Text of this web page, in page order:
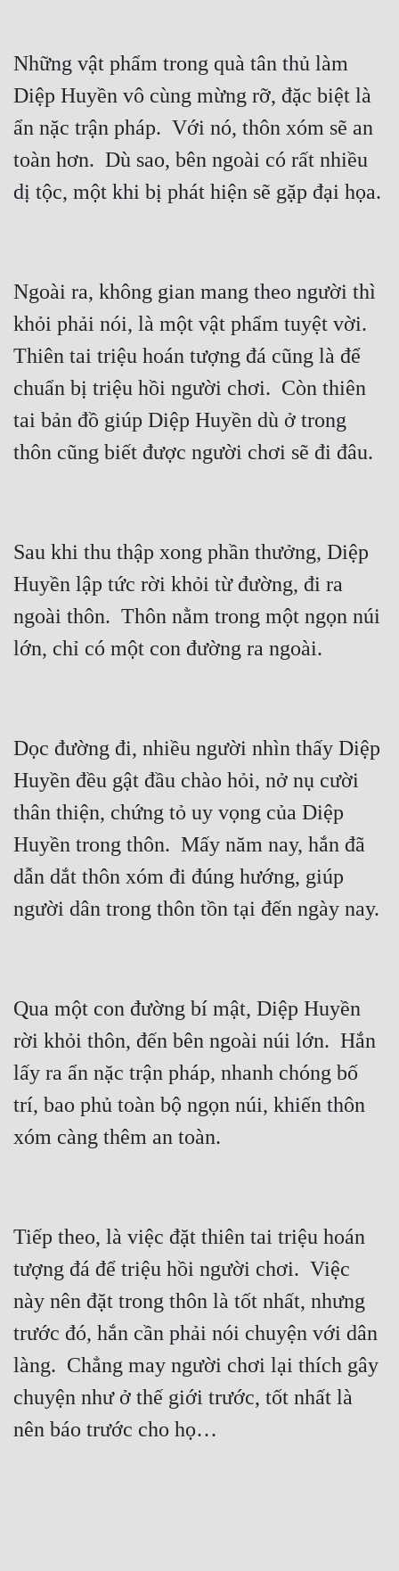
Những vật phẩm trong quà tân thủ làm
Diệp Huyền vô cùng mừng rỡ, đặc biệt là
ẩn nặc trận pháp.  Với nó, thôn xóm sẽ an
toàn hơn.  Dù sao, bên ngoài có rất nhiều
Ngoài ra, không gian mang theo người thì
khỏi phải nói, là một vật phẩm tuyệt vời.
Thiên tai triệu hoán tượng đá cũng là để
chuẩn bị triệu hồi người chơi.  Còn thiên
tai bản đồ giúp Diệp Huyền dù ở trong
Sau khi thu thập xong phần thưởng, Diệp
Huyền lập tức rời khỏi từ đường, đi ra
ngoài thôn.  Thôn nằm trong một ngọn núi
Dọc đường đi, nhiều người nhìn thấy Diệp
Huyền đều gật đầu chào hỏi, nở nụ cười
thân thiện, chứng tỏ uy vọng của Diệp
Huyền trong thôn.  Mấy năm nay, hắn đã
dẫn dắt thôn xóm đi đúng hướng, giúp
Qua một con đường bí mật, Diệp Huyền
rời khỏi thôn, đến bên ngoài núi lớn.  Hắn
lấy ra ẩn nặc trận pháp, nhanh chóng bố
trí, bao phủ toàn bộ ngọn núi, khiến thôn
Tiếp theo, là việc đặt thiên tai triệu hoán
tượng đá để triệu hồi người chơi.  Việc
này nên đặt trong thôn là tốt nhất, nhưng
trước đó, hắn cần phải nói chuyện với dân
làng.  Chẳng may người chơi lại thích gây
chuyện như ở thế giới trước, tốt nhất là